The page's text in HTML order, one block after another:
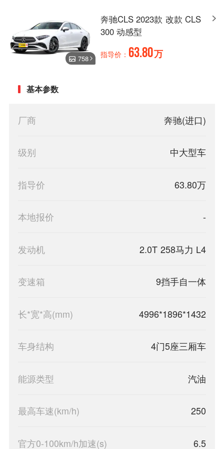
758
奔驰CLS 2023款 改款 CLS
300 动感型
指导价： 63.80万
基本参数
厂商 奔驰(进口)
级别 中大型车
指导价 63.80万
本地报价 -
发动机 2.0T 258马力 L4
变速箱 9挡手自一体
长*宽*高(mm) 4996*1896*1432
车身结构 4门5座三厢车
能源类型 汽油
最高车速(km/h) 250
官方0-100km/h加速(s) 6.5